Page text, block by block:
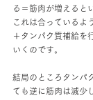
る＝筋肉が増えると
これは合っているよ
＋タンパク質補給を
いくのです。
結局のところタンパ
ても逆に筋肉は減少